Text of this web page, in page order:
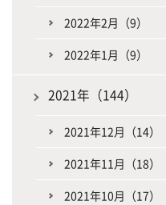
2022年2月（9）
2022年1月（9）
2021年（144）
2021年12月（14）
2021年11月（18）
2021年10月（17）